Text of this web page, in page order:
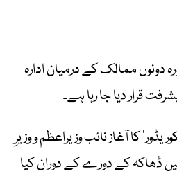
دونوں ممالک کے درمیان ادارہ
قرار دیا جا رہا ہے۔
کا آغاز نائب وزیراعظم و وزیرِ
کے اگست 2025 میں ڈھاکہ کے دورے کے دوران کیا